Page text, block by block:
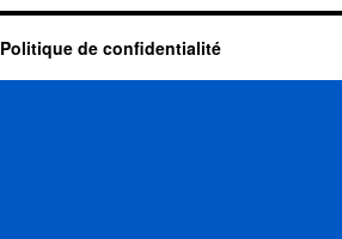
pour
Politique de confidentialité